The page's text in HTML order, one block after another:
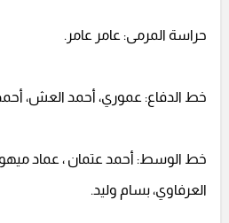
حراسة المرمى: عامر عامر.
خط الدفاع: عموري، أحمد العش،
خط الوسط: أحمد عتمان ، عماد
العرفاوي، بسام وليد.